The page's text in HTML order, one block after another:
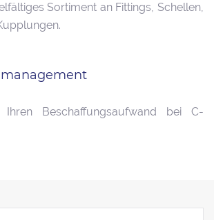
Sortiment an Fittings, Schellen,
Beschaffungsaufwand bei C-